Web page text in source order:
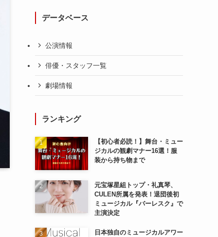
データベース
公演情報
俳優・スタッフ一覧
劇場情報
ランキング
【初心者必読！】舞台・ミュー
ジカルの観劇マナー16選！服
装から持ち物まで
元宝塚星組トップ・礼真琴、
CULEN所属を発表！退団後初
ミュージカル『バーレスク』で
主演決定
日本独自のミュージカルアワー